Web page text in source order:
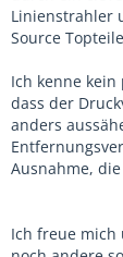
Linienstrahler
Source
Ich kenne kein
dass der
anders
Ausnahme,
Ich freue mich